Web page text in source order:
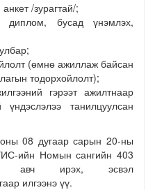
/зурагтай/;
диплом, бусад үнэмлэх,
(өмнө ажиллаж байсан
тодорхойлолт);
гэрээт ажилтнаар
танилцуулсан
08 дугаар сарын 20-ны
ийн Номын сангийн 403
авч ирэх, эсвэл
илгээнэ үү.